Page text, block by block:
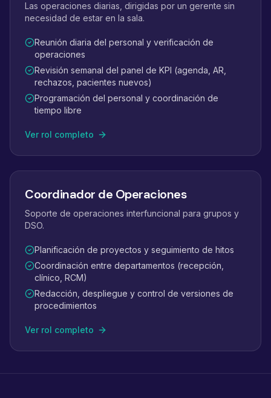
Las operaciones diarias, dirigidas por un gerente sin
necesidad de estar en la sala.
Reunión diaria del personal y verificación de
operaciones
Revisión semanal del panel de KPI (agenda, AR,
rechazos, pacientes nuevos)
Programación del personal y coordinación de
tiempo libre
Ver rol completo
Coordinador de Operaciones
Soporte de operaciones interfuncional para grupos y
DSO.
Planificación de proyectos y seguimiento de hitos
Coordinación entre departamentos (recepción,
clínico, RCM)
Redacción, despliegue y control de versiones de
procedimientos
Ver rol completo